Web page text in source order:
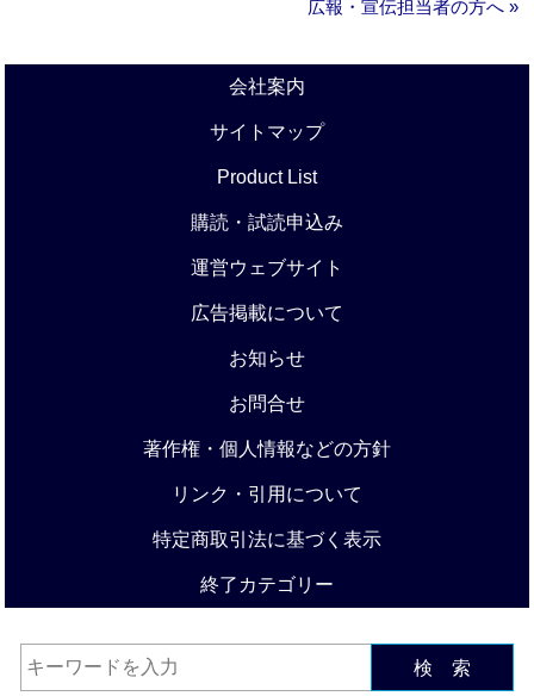
広報・宣伝担当者の方へ »
会社案内
サイトマップ
Product List
購読・試読申込み
運営ウェブサイト
広告掲載について
お知らせ
お問合せ
著作権・個人情報などの方針
リンク・引用について
特定商取引法に基づく表示
終了カテゴリー
検 索